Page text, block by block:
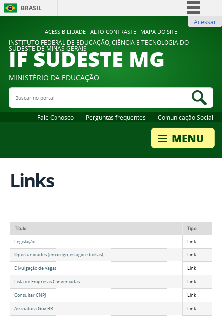
ACESSIBILIDADE ALTO CONTRASTE MAPA DO SITE
BRASIL
Comunica BR
Participe
Legislação
Acessar
INSTITUTO FEDERAL DE EDUCAÇÃO, CIÊNCIA E TECNOLOGIA DO
SUDESTE DE MINAS GERAIS
IF SUDESTE MG
MINISTÉRIO DA EDUCAÇÃO
Buscar no portal
Fale Conosco Perguntas frequentes Comunicação Social
Links
Título Tipo
Legislação Link
Oportunidades (emprego, estágio e bolsas) Link
Divulgação de Vagas Link
Lista de Empresas Conveniadas Link
Consultar CNPJ Link
Assinatura Gov.BR Link